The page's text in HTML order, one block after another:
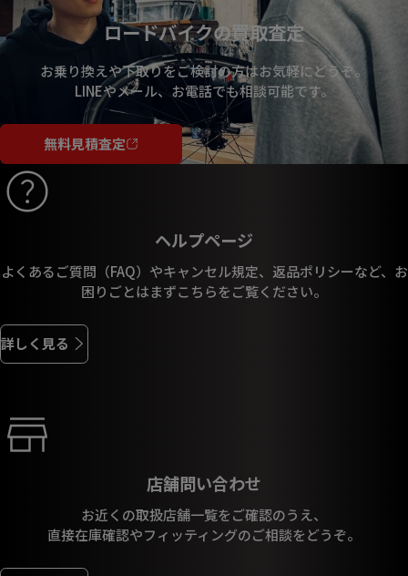
ロードバイクの買取査定
お乗り換えや下取りをご検討の方はお気軽にどうぞ。
LINEやメール、お電話でも相談可能です。
無料見積査定
ヘルプページ
よくあるご質問（FAQ）やキャンセル規定、返品ポリシーなど、お
困りごとはまずこちらをご覧ください。
詳しく見る
店舗問い合わせ
お近くの取扱店舗一覧をご確認のうえ、
直接在庫確認やフィッティングのご相談をどうぞ。